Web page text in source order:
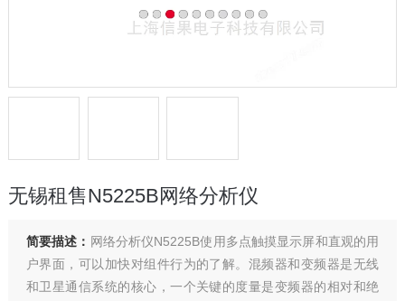
无锡租售N5225B网络分析仪
简要描述： 网络分析仪N5225B使用多点触摸显示屏和直观的用
户界面，可以加快对组件行为的了解。混频器和变频器是无线
和卫星通信系统的核心，一个关键的度量是变频器的相对和绝